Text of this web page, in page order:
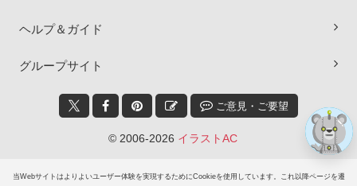
当Webサイトはよりよいユーザー体験を実現するためにCookieを使用しています。これ以降ページを遷
ヘルプ＆ガイド
グループサイト
ご意見・ご要望
© 2006-2026 イラストAC